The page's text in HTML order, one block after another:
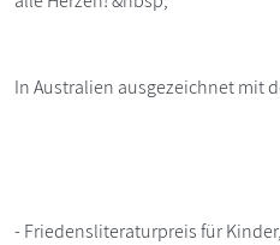
In Australien ausgezeichnet mit
- Friedensliteraturpreis für